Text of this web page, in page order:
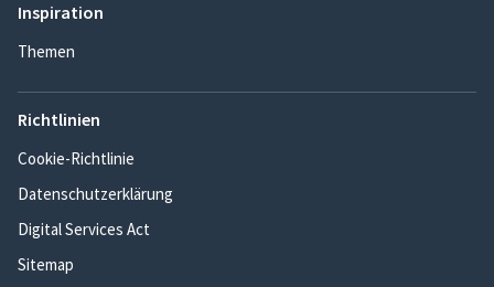
Inspiration
Themen
Richtlinien
Cookie-Richtlinie
Datenschutzerklärung
Digital Services Act
Sitemap